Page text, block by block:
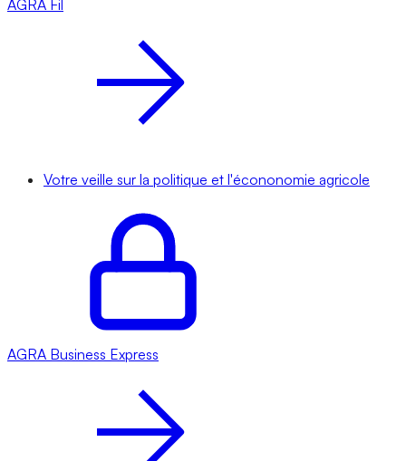
AGRA Fil
Votre veille sur la politique et l'écononomie agricole
AGRA Business Express